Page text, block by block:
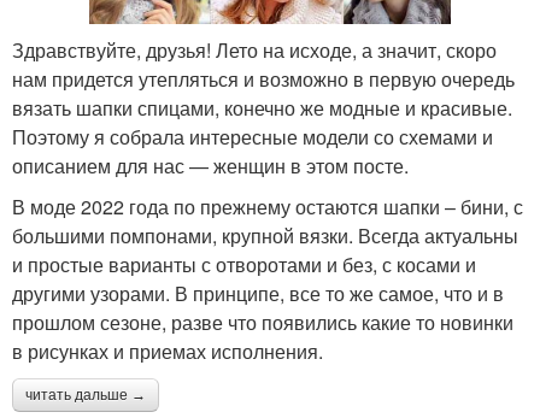
Здравствуйте, друзья! Лето на исходе, а значит, скоро
нам придется утепляться и возможно в первую очередь
вязать шапки спицами, конечно же модные и красивые.
Поэтому я собрала интересные модели со схемами и
описанием для нас — женщин в этом посте.
В моде 2022 года по прежнему остаются шапки – бини, с
большими помпонами, крупной вязки. Всегда актуальны
и простые варианты с отворотами и без, с косами и
другими узорами. В принципе, все то же самое, что и в
прошлом сезоне, разве что появились какие то новинки
в рисунках и приемах исполнения.
читать дальше →